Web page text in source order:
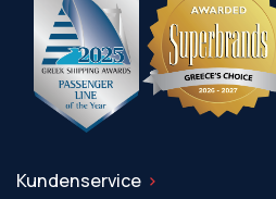
Kundenservice